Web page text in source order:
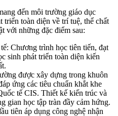
đến môi trường giáo dục
triển toàn diện về trí tuệ, thể chất
với những đặc điểm sau:
Chương trình học tiên tiến, đạt
sinh phát triển toàn diện kiến
được xây dựng trong khuôn
ứng các tiêu chuẩn khắt khe
tế CIS. Thiết kế kiến trúc và
gian học tập tràn đầy cảm hứng.
tiên áp dụng công nghệ nhận